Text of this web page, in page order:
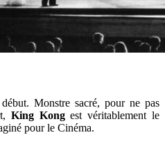
Monstre sacré, pour ne pas
King Kongest véritablement le
pour le Cinéma.